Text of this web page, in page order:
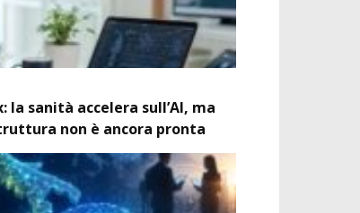
la sanità accelera sull’AI, ma
non è ancora pronta